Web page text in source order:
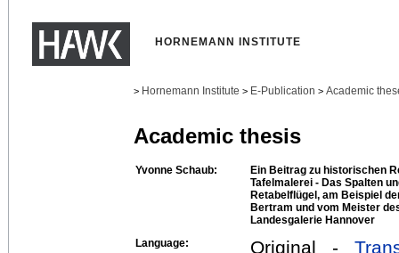
HORNEMANN INSTITUTE
> Hornemann Institute > E-Publication > Academic
Academic thesis
Yvonne Schaub:
Ein Beitrag zu historischen
Tafelmalerei - Das Spalten
Retabelflügel, am Beispiel
Bertram und vom Meister
Landesgalerie Hannover
Language:
Original -